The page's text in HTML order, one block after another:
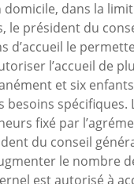
dans la
le président du
d’accueil le
l’accueil de
et six
besoins spécifiques.
fixé par
du conseil
le nombre
est autorisé à